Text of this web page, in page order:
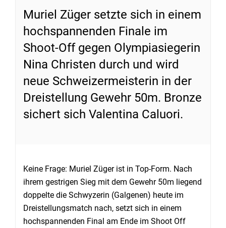
Muriel Züger setzte sich in einem
hochspannenden Finale im
Shoot-Off gegen Olympiasiegerin
Nina Christen durch und wird
neue Schweizermeisterin in der
Dreistellung Gewehr 50m. Bronze
sichert sich Valentina Caluori.
Keine Frage: Muriel Züger ist in Top-Form. Nach
ihrem gestrigen Sieg mit dem Gewehr 50m liegend
doppelte die Schwyzerin (Galgenen) heute im
Dreistellungsmatch nach, setzt sich in einem
hochspannenden Final am Ende im Shoot Off